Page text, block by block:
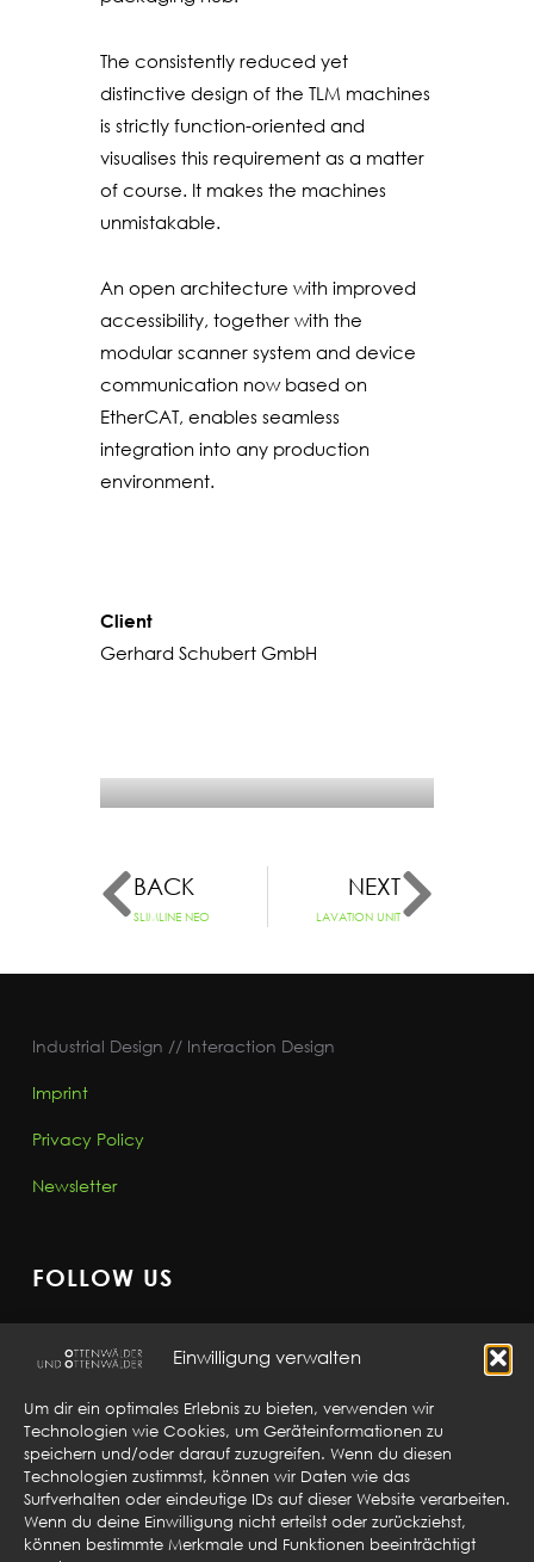
Einwilligung verwalten
Um dir ein optimales Erlebnis zu bieten, verwenden wir
Technologien wie Cookies, um Geräteinformationen zu
speichern und/oder darauf zuzugreifen. Wenn du diesen
Technologien zustimmst, können wir Daten wie das
Surfverhalten oder eindeutige IDs auf dieser Website verarbeiten.
Wenn du deine Einwilligung nicht erteilst oder zurückziehst,
können bestimmte Merkmale und Funktionen beeinträchtigt
The consistently reduced yet
distinctive design of the TLM machines
is strictly function-oriented and
visualises this requirement as a matter
of course. It makes the machines
unmistakable.
An open architecture with improved
accessibility, together with the
modular scanner system and device
communication now based on
EtherCAT, enables seamless
integration into any production
environment.
Client
Gerhard Schubert GmbH
BACK
SLIMLINE NEO
NEXT
LAVATION UNIT
Industrial Design // Interaction Design
Imprint
Privacy Policy
Newsletter
FOLLOW US
GET IN TOUCH
Ottenwälder and Ottenwälder
Sebaldplatz 6
73525 Schwäbisch Gmünd